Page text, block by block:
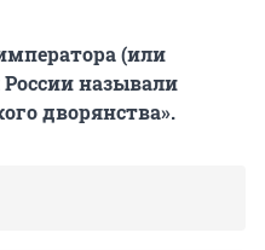
(или
называли
дворянства».